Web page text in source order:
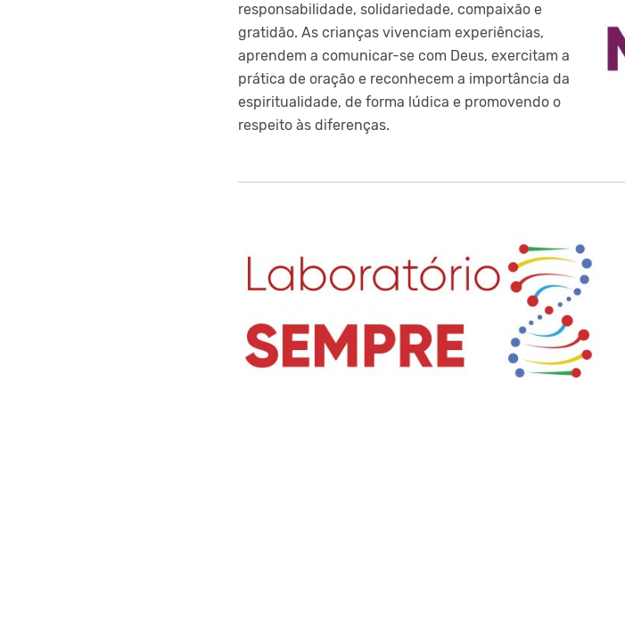
responsabilidade, solidariedade, compaixão e
gratidão. As crianças vivenciam experiências,
aprendem a comunicar-se com Deus, exercitam a
prática de oração e reconhecem a importância da
espiritualidade, de forma lúdica e promovendo o
respeito às diferenças.